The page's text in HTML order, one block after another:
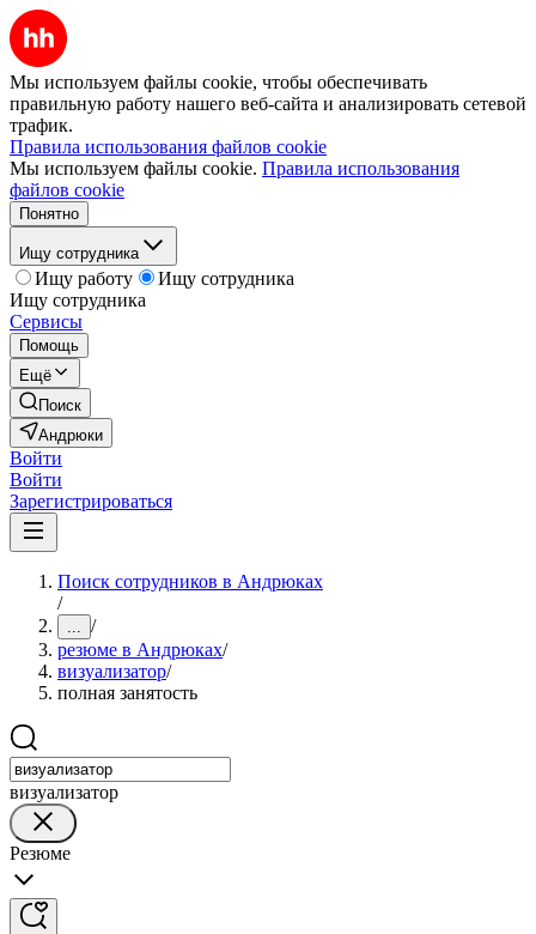
Мы используем файлы cookie, чтобы обеспечивать
правильную работу нашего веб-сайта и анализировать сетевой
трафик.
Правила использования файлов cookie
Мы используем файлы cookie. Правила использования
файлов cookie
Понятно
Ищу сотрудника
Ищу работу
Ищу сотрудника
Ищу сотрудника
Сервисы
Помощь
Ещё
Поиск
Андрюки
Войти
Войти
Зарегистрироваться
Поиск сотрудников в Андрюках
/
... /
резюме в Андрюках/
визуализатор/
полная занятость
визуализатор
Резюме